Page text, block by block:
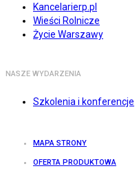
Kancelarierp.pl
Wieści Rolnicze
Życie Warszawy
NASZE WYDARZENIA
Szkolenia i konferencje
MAPA STRONY
OFERTA PRODUKTOWA